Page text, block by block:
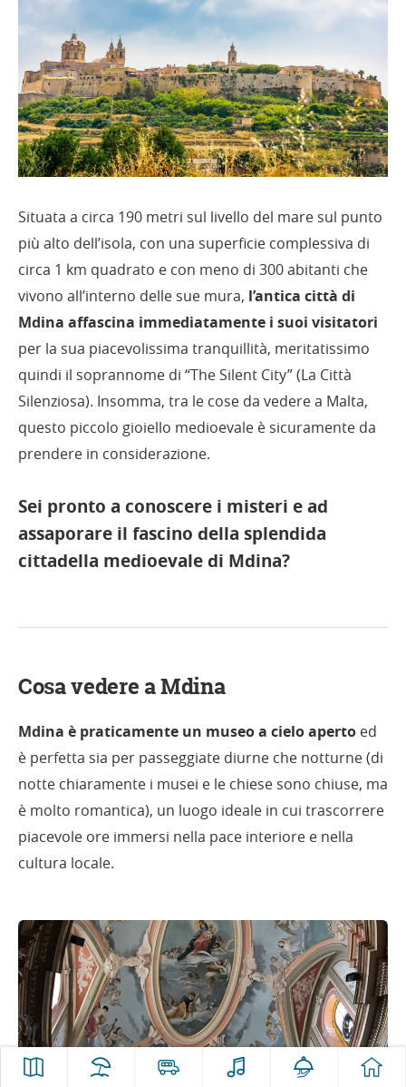
Situata a circa 190 metri sul livello del mare sul punto
più alto dell’isola, con una superficie complessiva di
circa 1 km quadrato e con meno di 300 abitanti che
vivono all’interno delle sue mura, l’antica città di
Mdina affascina immediatamente i suoi visitatori
per la sua piacevolissima tranquillità, meritatissimo
quindi il soprannome di “The Silent City” (La Città
Silenziosa). Insomma, tra le cose da vedere a Malta,
questo piccolo gioiello medioevale è sicuramente da
prendere in considerazione.
Sei pronto a conoscere i misteri e ad
assaporare il fascino della splendida
cittadella medioevale di Mdina?
Cosa vedere a Mdina
Mdina è praticamente un museo a cielo aperto ed
è perfetta sia per passeggiate diurne che notturne (di
notte chiaramente i musei e le chiese sono chiuse, ma
è molto romantica), un luogo ideale in cui trascorrere
piacevole ore immersi nella pace interiore e nella
cultura locale.